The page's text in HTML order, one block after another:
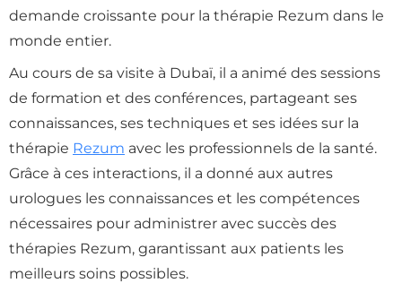
demande croissante pour la thérapie Rezum dans le
monde entier.
Au cours de sa visite à Dubaï, il a animé des sessions
de formation et des conférences, partageant ses
connaissances, ses techniques et ses idées sur la
thérapie Rezum avec les professionnels de la santé.
Grâce à ces interactions, il a donné aux autres
urologues les connaissances et les compétences
nécessaires pour administrer avec succès des
thérapies Rezum, garantissant aux patients les
meilleurs soins possibles.